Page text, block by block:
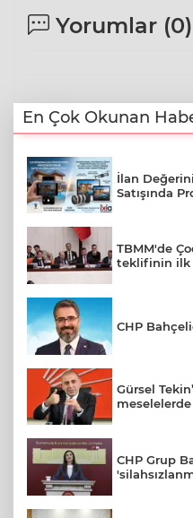
Yorumlar (0)
En Çok Okunan
İlan
Satışında
TBMM'de
teklifinin ilk
CHP
Gürsel
CHP Grup